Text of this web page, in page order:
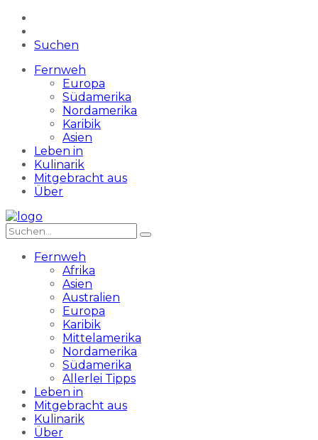
Suchen
Fernweh
Europa
Südamerika
Nordamerika
Karibik
Asien
Leben in
Kulinarik
Mitgebracht aus
Über
Fernweh
Afrika
Asien
Australien
Europa
Karibik
Mittelamerika
Nordamerika
Südamerika
Allerlei Tipps
Leben in
Mitgebracht aus
Kulinarik
Über